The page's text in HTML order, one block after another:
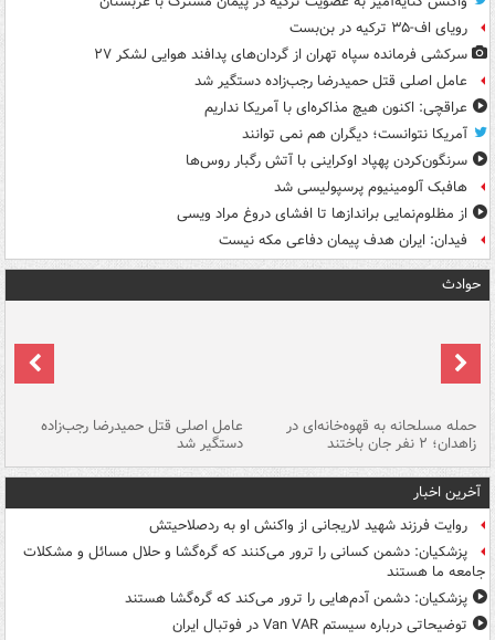
رویای اف-۳۵ ترکیه در بن‌بست
سرکشی فرمانده سپاه تهران از گردان‌های پدافند هوایی لشکر ۲۷
عامل اصلی قتل حمیدرضا رجب‌زاده دستگیر شد
عراقچی: اکنون هیچ مذاکره‌ای با آمریکا نداریم
آمریکا نتوانست؛ دیگران هم نمی توانند
سرنگون‌کردن پهپاد اوکراینی با آتش رگبار روس‌ها
هافبک آلومینیوم پرسپولیسی شد
از مظلوم‌نمایی براندازها تا افشای دروغ مراد ویسی
فیدان: ایران هدف پیمان دفاعی مکه نیست
حوادث
حمله مسلحانه به قهوه‌خانه‌ای در
زاهدان؛ ۲ نفر جان باختند
عامل اصلی قتل حمیدرضا رجب‌زاده
دستگیر شد
آخرین اخبار
روایت فرزند شهید لاریجانی از واکنش او به ردصلاحیتش
پزشکیان: دشمن کسانی را ترور می‌کنند که گره‌گشا و حلال مسائل و مشکلات
جامعه ما هستند
پزشکیان: دشمن آدم‌هایی را ترور می‌کند که گره‌گشا هستند
توضیحاتی درباره سیستم Van VAR در فوتبال ایران